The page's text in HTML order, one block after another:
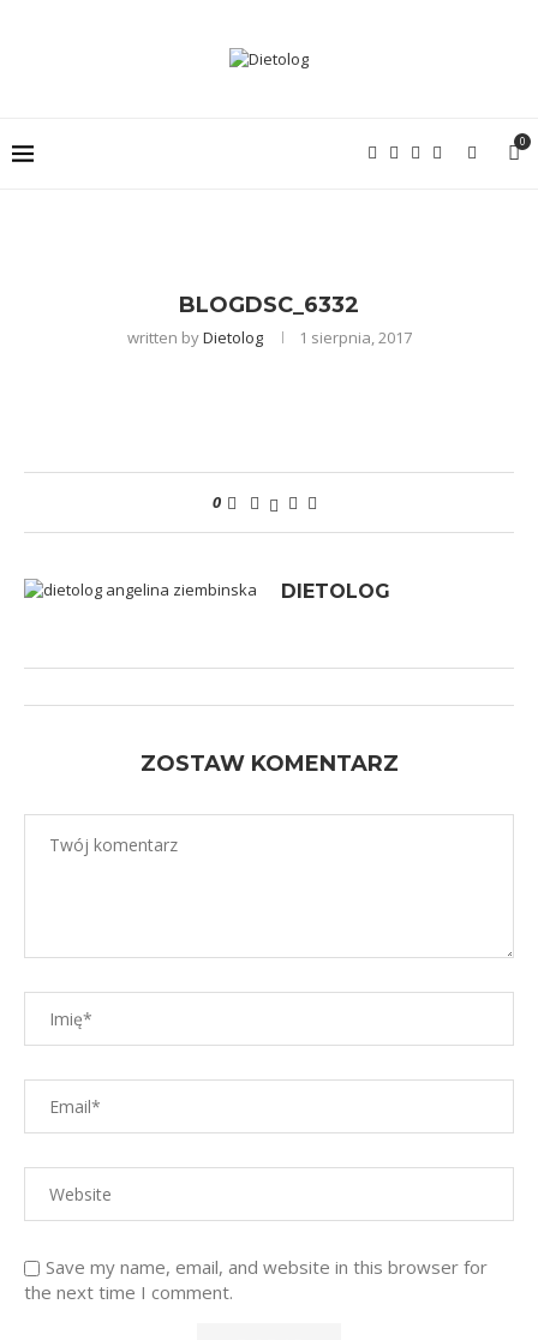
0
BLOGDSC_6332
written byDietolog 1 sierpnia, 2017
0
DIETOLOG
ZOSTAW KOMENTARZ
Save my name, email, and website in this browser for
the next time I comment.